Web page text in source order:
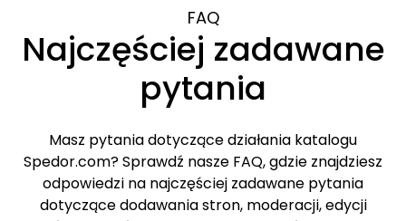
sposób, który odpowiada indywidualnym potrzebom
FAQ
Najczęściej zadawane
pytania
Masz pytania dotyczące działania katalogu
Spedor.com? Sprawdź nasze FAQ, gdzie znajdziesz
odpowiedzi na najczęściej zadawane pytania
dotyczące dodawania stron, moderacji, edycji